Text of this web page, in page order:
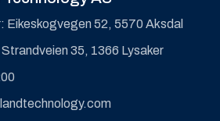
Eikeskogvegen 52, 5570 Aksdal
35, 1366 Lysaker